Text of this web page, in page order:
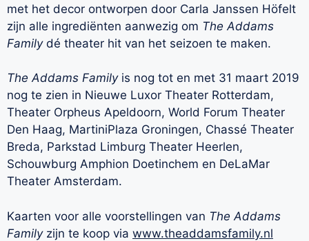
met het decor ontworpen door Carla Janssen Höfelt
zijn alle ingrediënten aanwezig om The Addams
Family dé theater hit van het seizoen te maken.
The Addams Familyis nog tot en met 31 maart 2019
nog te zien in Nieuwe Luxor Theater Rotterdam,
Theater Orpheus Apeldoorn, World Forum Theater
Den Haag, MartiniPlaza Groningen, Chassé Theater
Breda, Parkstad Limburg Theater Heerlen,
Schouwburg Amphion Doetinchem en DeLaMar
Theater Amsterdam.
Kaarten voor alle voorstellingen van The Addams
Familyzijn te koop via www.theaddamsfamily.nl